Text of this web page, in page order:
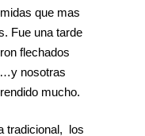
que mas
Fue una tarde
flechados
nosotras
mucho.
tradicional, los